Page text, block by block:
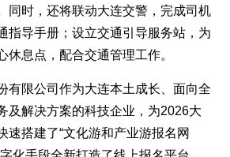
同时，还将联动大连交警，完成司机
指导手册；设立交通引导服务站，为
休息点，配合交通管理工作。
有限公司作为大连本土成长、面向全
及解决方案的科技企业，为2026大
速搭建了“文化游和产业游报名网